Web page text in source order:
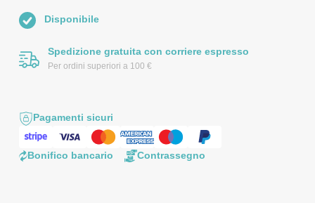
Disponibile
Spedizione gratuita con corriere espresso
Per ordini superiori a 100 €
Pagamenti sicuri
Bonifico bancario Contrassegno